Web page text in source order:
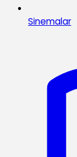
Sinemalar